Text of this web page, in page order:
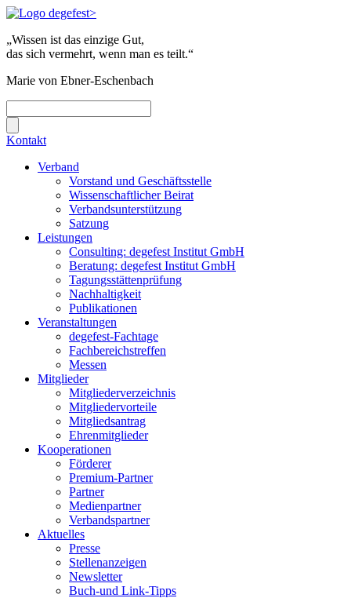
„Wissen ist das einzige Gut,
das sich vermehrt, wenn man es teilt.“
Marie von Ebner-Eschenbach
Kontakt
Verband
Vorstand und Geschäftsstelle
Wissenschaftlicher Beirat
Verbandsunterstützung
Satzung
Leistungen
Consulting: degefest Institut GmbH
Beratung: degefest Institut GmbH
Tagungsstättenprüfung
Nachhaltigkeit
Publikationen
Veranstaltungen
degefest-Fachtage
Fachbereichstreffen
Messen
Mitglieder
Mitgliederverzeichnis
Mitgliedervorteile
Mitgliedsantrag
Ehrenmitglieder
Kooperationen
Förderer
Premium-Partner
Partner
Medienpartner
Verbandspartner
Aktuelles
Presse
Stellenanzeigen
Newsletter
Buch-und Link-Tipps